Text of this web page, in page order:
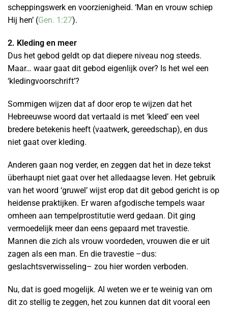
scheppingswerk en voorzienigheid. ‘Man en vrouw schiep
Hij hen’ (Gen. 1:27).
2. Kleding en meer
Dus het gebod geldt op dat diepere niveau nog steeds.
Maar… waar gaat dit gebod eigenlijk over? Is het wel een
‘kledingvoorschrift’?
Sommigen wijzen dat af door erop te wijzen dat het
Hebreeuwse woord dat vertaald is met ‘kleed’ een veel
bredere betekenis heeft (vaatwerk, gereedschap), en dus
niet gaat over kleding.
Anderen gaan nog verder, en zeggen dat het in deze tekst
überhaupt niet gaat over het alledaagse leven. Het gebruik
van het woord ‘gruwel’ wijst erop dat dit gebod gericht is op
heidense praktijken. Er waren afgodische tempels waar
omheen aan tempelprostitutie werd gedaan. Dit ging
vermoedelijk meer dan eens gepaard met travestie.
Mannen die zich als vrouw voordeden, vrouwen die er uit
zagen als een man. En die travestie –dus:
geslachtsverwisseling– zou hier worden verboden.
Nu, dat is goed mogelijk. Al weten we er te weinig van om
dit zo stellig te zeggen, het zou kunnen dat dit vooral een